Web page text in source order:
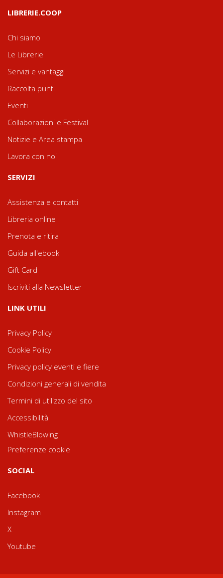
LIBRERIE.COOP
Chi siamo
Le Librerie
Servizi e vantaggi
Raccolta punti
Eventi
Collaborazioni e Festival
Notizie e Area stampa
Lavora con noi
SERVIZI
Assistenza e contatti
Libreria online
Prenota e ritira
Guida all'ebook
Gift Card
Iscriviti alla Newsletter
LINK UTILI
Privacy Policy
Cookie Policy
Privacy policy eventi e fiere
Condizioni generali di vendita
Termini di utilizzo del sito
Accessibilità
WhistleBlowing
Preferenze cookie
SOCIAL
Facebook
Instagram
X
Youtube